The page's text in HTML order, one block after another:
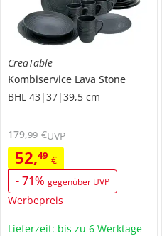
CreaTable
Kombiservice Lava Stone
BHL 43|37|39,5 cm
52,49 €
-71% gegenüber UVP
Werbepreis
179,99 €UVP
Lieferzeit: bis zu 6 Werktage